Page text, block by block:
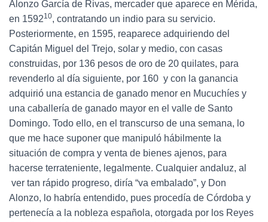
Alonzo García de Rivas, mercader que aparece en Mérida,
en 159210, contratando un indio para su servicio.
Posteriormente, en 1595, reaparece adquiriendo del
Capitán Miguel del Trejo, solar y medio, con casas
construidas, por 136 pesos de oro de 20 quilates, para
revenderlo al día siguiente, por 160 y con la ganancia
adquirió una estancia de ganado menor en Mucuchíes y
una caballería de ganado mayor en el valle de Santo
Domingo. Todo ello, en el transcurso de una semana, lo
que me hace suponer que manipuló hábilmente la
situación de compra y venta de bienes ajenos, para
hacerse terrateniente, legalmente. Cualquier andaluz, al
ver tan rápido progreso, diría “va embalado”, y Don
Alonzo, lo habría entendido, pues procedía de Córdoba y
pertenecía a la nobleza española, otorgada por los Reyes